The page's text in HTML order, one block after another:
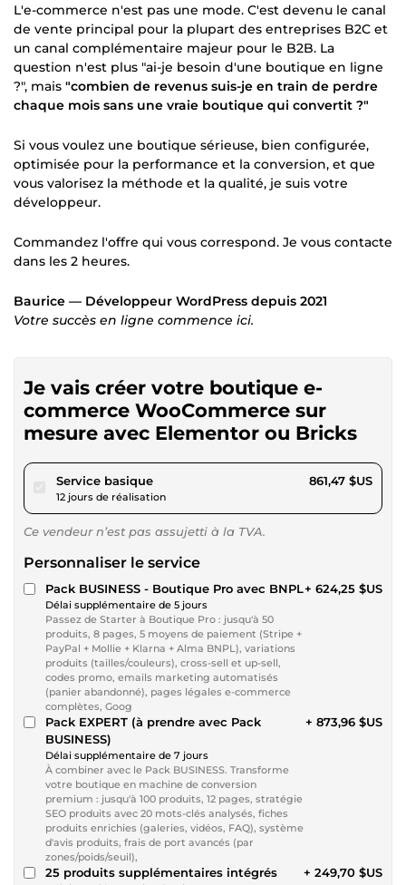
L'e-commerce n'est pas une mode. C'est devenu le canal
de vente principal pour la plupart des entreprises B2C et
un canal complémentaire majeur pour le B2B. La
question n'est plus "ai-je besoin d'une boutique en ligne
?", mais "combien de revenus suis-je en train de perdre
chaque mois sans une vraie boutique qui convertit ?"
Si vous voulez une boutique sérieuse, bien configurée,
optimisée pour la performance et la conversion, et que
vous valorisez la méthode et la qualité, je suis votre
développeur.
Commandez l'offre qui vous correspond. Je vous contacte
dans les 2 heures.
Baurice — Développeur WordPress depuis 2021
Votre succès en ligne commence ici.
Je vais créer votre boutique e-
commerce WooCommerce sur
mesure avec Elementor ou Bricks
Service basiquepour 793,98 $US
12 jours de réalisation
861,47 $US
Ce vendeur n’est pas assujetti à la TVA.
Personnaliser le service
Pack BUSINESS - Boutique Pro avec BNPL
Délai supplémentaire de 5 jours
Passez de Starter à Boutique Pro : jusqu'à 50
produits, 8 pages, 5 moyens de paiement (Stripe +
PayPal + Mollie + Klarna + Alma BNPL), variations
produits (tailles/couleurs), cross-sell et up-sell,
codes promo, emails marketing automatisés
(panier abandonné), pages légales e-commerce
complètes, Goog
+ 624,25 $US
Pack EXPERT (à prendre avec Pack
BUSINESS)
Délai supplémentaire de 7 jours
À combiner avec le Pack BUSINESS. Transforme
votre boutique en machine de conversion
premium : jusqu'à 100 produits, 12 pages, stratégie
SEO produits avec 20 mots-clés analysés, fiches
produits enrichies (galeries, vidéos, FAQ), système
d'avis produits, frais de port avancés (par
zones/poids/seuil),
+ 873,96 $US
25 produits supplémentaires intégrés + 249,70 $US